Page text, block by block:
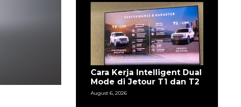
Cara Kerja Intelligent Dual
Mode di Jetour T1 dan T2
August 6, 2026